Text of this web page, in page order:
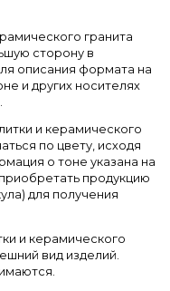
гранита
сторону в
описания формата на
и других носителях
и керамического
по цвету, исходя
о тоне указана на
продукцию
для получения
и керамического
вид изделий.